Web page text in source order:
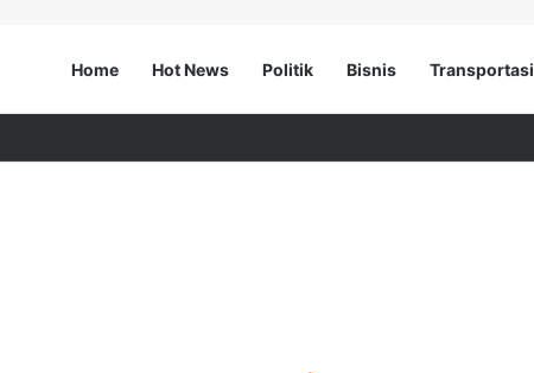
Home Hot News Politik Bisnis Transportasi